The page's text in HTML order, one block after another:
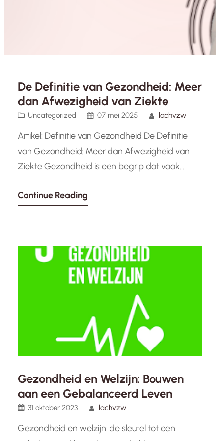
De Definitie van Gezondheid: Meer
dan Afwezigheid van Ziekte
Uncategorized 07 mei 2025 lachvzw
Artikel: Definitie van Gezondheid De Definitie
van Gezondheid: Meer dan Afwezigheid van
Ziekte Gezondheid is een begrip dat vaak
ziekte of aandoeningen. Echter, de definitie van
fysieke, maar ook mentale en sociale aspecten
Wereldgezondheidsorganisatie (WHO) is
Continue Reading
Gezondheid en Welzijn: Bouwen
aan een Gebalanceerd Leven
31 oktober 2023 lachvzw
Gezondheid en welzijn: de sleutel tot een